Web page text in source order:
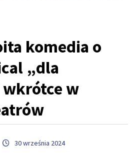
komedia o
„dla
wkrótce w
30 września 2024